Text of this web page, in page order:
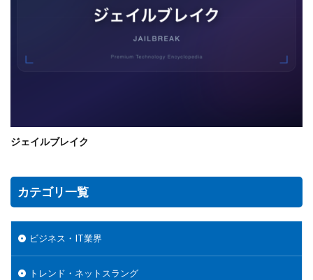
ジェイルブレイク
カテゴリ一覧
ビジネス・IT業界
トレンド・ネットスラング